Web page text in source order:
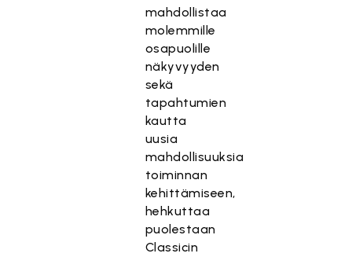
mahdollistaa
molemmille
osapuolille
näkyvyyden
sekä
tapahtumien
kautta
uusia
mahdollisuuksia
toiminnan
kehittämiseen,
hehkuttaa
puolestaan
Classicin